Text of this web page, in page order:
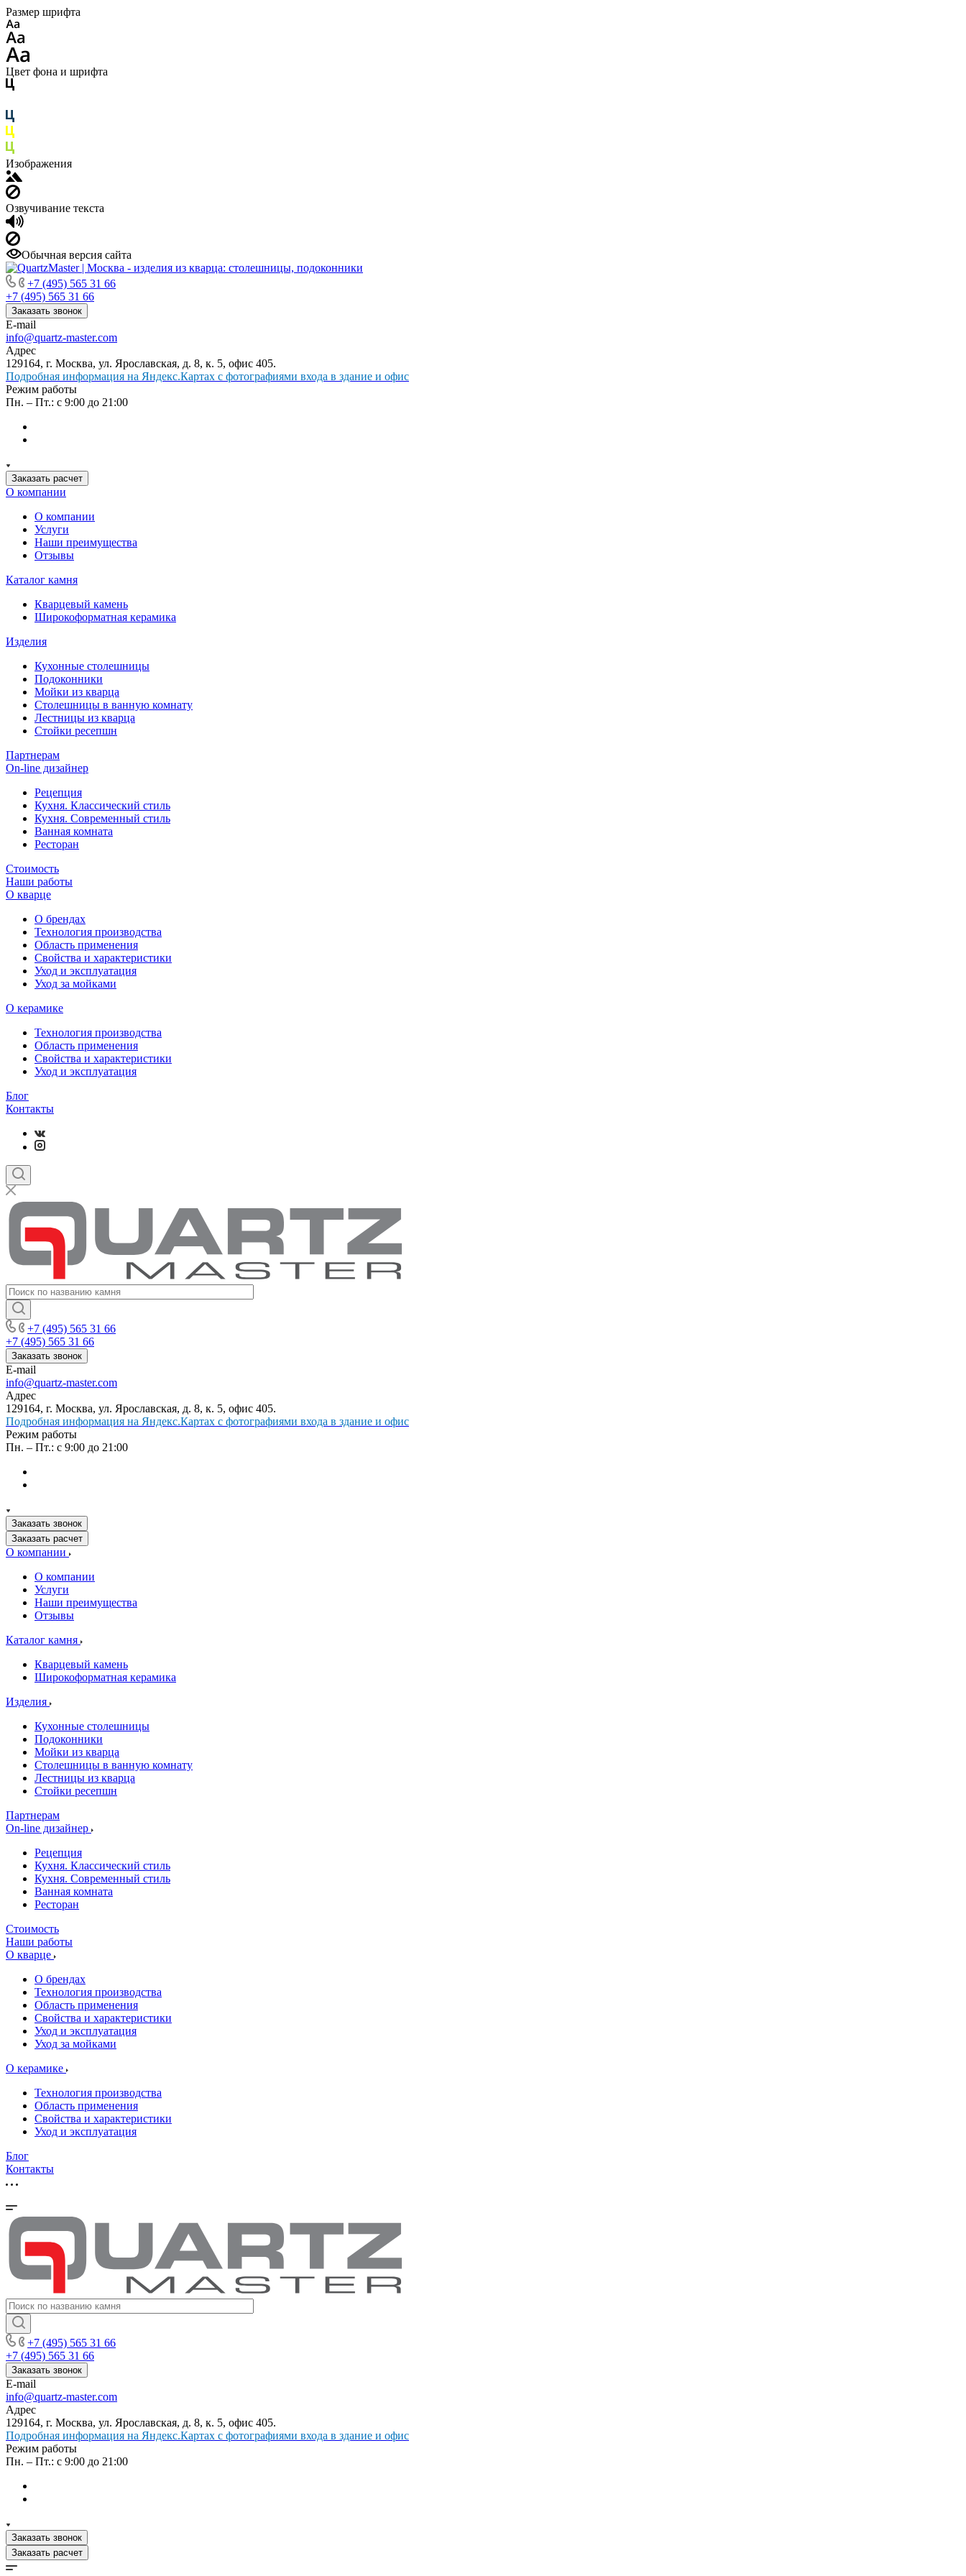
Размер шрифта
Цвет фона и шрифта
Изображения
Озвучивание текста
Обычная версия сайта
+7 (495) 565 31 66
+7 (495) 565 31 66
Заказать звонок
E-mail
info@quartz-master.com
Адрес
129164, г. Москва, ул. Ярославская, д. 8, к. 5, офис 405.
Подробная информация на Яндекс.Картах с фотографиями входа в здание и офис
Режим работы
Пн. – Пт.: с 9:00 до 21:00
Заказать расчет
О компании
О компании
Услуги
Наши преимущества
Отзывы
Каталог камня
Кварцевый камень
Широкоформатная керамика
Изделия
Кухонные столешницы
Подоконники
Мойки из кварца
Столешницы в ванную комнату
Лестницы из кварца
Стойки ресепшн
Партнерам
On-line дизайнер
Рецепция
Кухня. Классический стиль
Кухня. Современный стиль
Ванная комната
Ресторан
Стоимость
Наши работы
О кварце
О брендах
Технология производства
Область применения
Свойства и характеристики
Уход и эксплуатация
Уход за мойками
О керамике
Технология производства
Область применения
Свойства и характеристики
Уход и эксплуатация
Блог
Контакты
+7 (495) 565 31 66
+7 (495) 565 31 66
Заказать звонок
E-mail
info@quartz-master.com
Адрес
129164, г. Москва, ул. Ярославская, д. 8, к. 5, офис 405.
Подробная информация на Яндекс.Картах с фотографиями входа в здание и офис
Режим работы
Пн. – Пт.: с 9:00 до 21:00
Заказать звонок
Заказать расчет
О компании
О компании
Услуги
Наши преимущества
Отзывы
Каталог камня
Кварцевый камень
Широкоформатная керамика
Изделия
Кухонные столешницы
Подоконники
Мойки из кварца
Столешницы в ванную комнату
Лестницы из кварца
Стойки ресепшн
Партнерам
On-line дизайнер
Рецепция
Кухня. Классический стиль
Кухня. Современный стиль
Ванная комната
Ресторан
Стоимость
Наши работы
О кварце
О брендах
Технология производства
Область применения
Свойства и характеристики
Уход и эксплуатация
Уход за мойками
О керамике
Технология производства
Область применения
Свойства и характеристики
Уход и эксплуатация
Блог
Контакты
+7 (495) 565 31 66
+7 (495) 565 31 66
Заказать звонок
E-mail
info@quartz-master.com
Адрес
129164, г. Москва, ул. Ярославская, д. 8, к. 5, офис 405.
Подробная информация на Яндекс.Картах с фотографиями входа в здание и офис
Режим работы
Пн. – Пт.: с 9:00 до 21:00
Заказать звонок
Заказать расчет